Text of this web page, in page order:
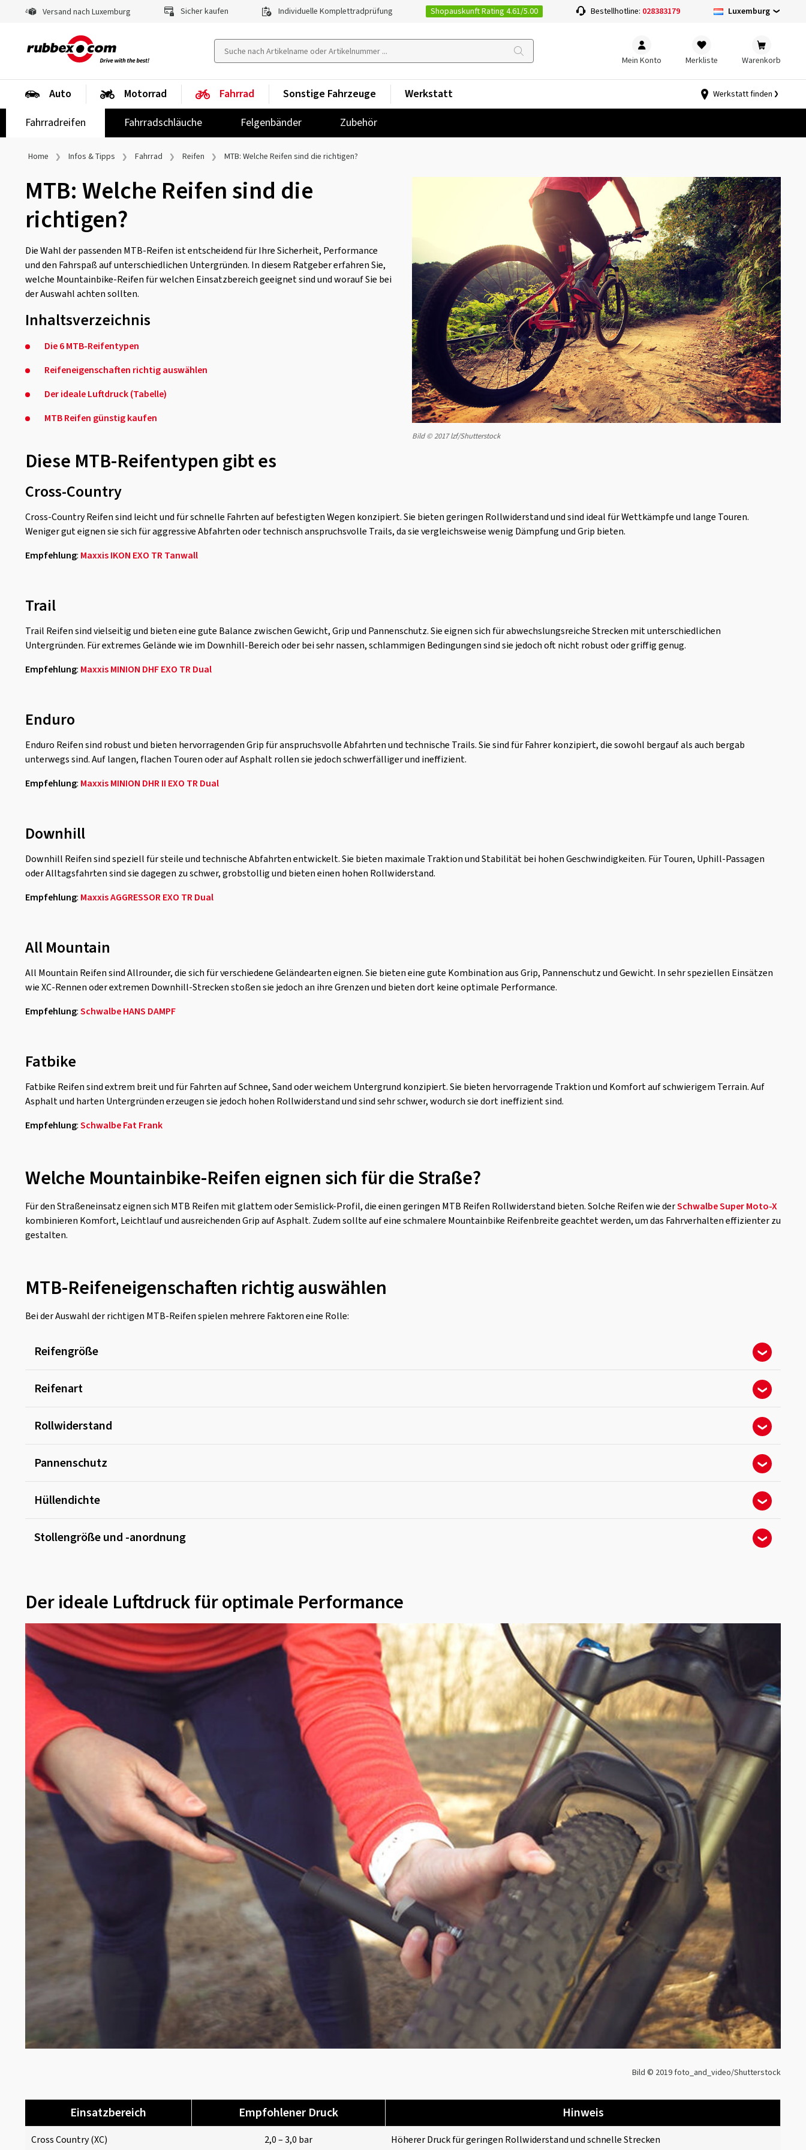
Versand nach Luxemburg Sicher kaufen Individuelle Komplettradprüfung Shopauskunft Rating 4.61/5.00 Bestellhotline: 028383179 Luxemburg
Mein Konto Merkliste Warenkorb
Auto Motorrad
Fahrrad
Fahrradreifen
Fahrradschläuche Felgenbänder Zubehör
Sonstige Fahrzeuge Werkstatt Werkstatt finden
Home Infos & Tipps Fahrrad Reifen MTB: Welche Reifen sind die richtigen?
MTB: Welche Reifen sind die
richtigen?
Die Wahl der passenden MTB-Reifen ist entscheidend für Ihre Sicherheit, Performance
und den Fahrspaß auf unterschiedlichen Untergründen. In diesem Ratgeber erfahren Sie,
welche Mountainbike-Reifen für welchen Einsatzbereich geeignet sind und worauf Sie bei
der Auswahl achten sollten.
Inhaltsverzeichnis
Die 6 MTB-Reifentypen
Reifeneigenschaften richtig auswählen
Der ideale Luftdruck (Tabelle)
MTB Reifen günstig kaufen
Bild © 2017 lzf/Shutterstock
Diese MTB-Reifentypen gibt es
Cross-Country
Cross-Country Reifen sind leicht und für schnelle Fahrten auf befestigten Wegen konzipiert. Sie bieten geringen Rollwiderstand und sind ideal für Wettkämpfe und lange Touren.
Weniger gut eignen sie sich für aggressive Abfahrten oder technisch anspruchsvolle Trails, da sie vergleichsweise wenig Dämpfung und Grip bieten.
Empfehlung: Maxxis IKON EXO TR Tanwall
Trail
Trail Reifen sind vielseitig und bieten eine gute Balance zwischen Gewicht, Grip und Pannenschutz. Sie eignen sich für abwechslungsreiche Strecken mit unterschiedlichen
Untergründen. Für extremes Gelände wie im Downhill-Bereich oder bei sehr nassen, schlammigen Bedingungen sind sie jedoch oft nicht robust oder griffig genug.
Empfehlung: Maxxis MINION DHF EXO TR Dual
Enduro
Enduro Reifen sind robust und bieten hervorragenden Grip für anspruchsvolle Abfahrten und technische Trails. Sie sind für Fahrer konzipiert, die sowohl bergauf als auch bergab
unterwegs sind. Auf langen, flachen Touren oder auf Asphalt rollen sie jedoch schwerfälliger und ineffizient.
Empfehlung: Maxxis MINION DHR II EXO TR Dual
Downhill
Downhill Reifen sind speziell für steile und technische Abfahrten entwickelt. Sie bieten maximale Traktion und Stabilität bei hohen Geschwindigkeiten. Für Touren, Uphill-Passagen
oder Alltagsfahrten sind sie dagegen zu schwer, grobstollig und bieten einen hohen Rollwiderstand.
Empfehlung: Maxxis AGGRESSOR EXO TR Dual
All Mountain
All Mountain Reifen sind Allrounder, die sich für verschiedene Geländearten eignen. Sie bieten eine gute Kombination aus Grip, Pannenschutz und Gewicht. In sehr speziellen Einsätzen
wie XC-Rennen oder extremen Downhill-Strecken stoßen sie jedoch an ihre Grenzen und bieten dort keine optimale Performance.
Empfehlung:Schwalbe HANS DAMPF
Fatbike
Fatbike Reifen sind extrem breit und für Fahrten auf Schnee, Sand oder weichem Untergrund konzipiert. Sie bieten hervorragende Traktion und Komfort auf schwierigem Terrain. Auf
Asphalt und harten Untergründen erzeugen sie jedoch hohen Rollwiderstand und sind sehr schwer, wodurch sie dort ineffizient sind.
Empfehlung:Schwalbe Fat Frank
Welche Mountainbike-Reifen eignen sich für die Straße?
Für den Straßeneinsatz eignen sich MTB Reifen mit glattem oder Semislick-Profil, die einen geringen MTB Reifen Rollwiderstand bieten. Solche Reifen wie derSchwalbe Super Moto-X
kombinieren Komfort, Leichtlauf und ausreichenden Grip auf Asphalt. Zudem sollte auf eine schmalere Mountainbike Reifenbreite geachtet werden, um das Fahrverhalten effizienter zu
gestalten.
MTB-Reifeneigenschaften richtig auswählen
Bei der Auswahl der richtigen MTB-Reifen spielen mehrere Faktoren eine Rolle:
Reifengröße
Reifenart
Rollwiderstand
Pannenschutz
Hüllendichte
Stollengröße und -anordnung
Der ideale Luftdruck für optimale Performance
Bild © 2019 foto_and_video/Shutterstock
Einsatzbereich Empfohlener Druck Hinweis
Cross Country (XC) 2,0 – 3,0 bar Höherer Druck für geringen Rollwiderstand und schnelle Strecken